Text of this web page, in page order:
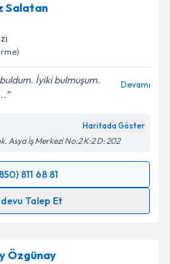
Salatan
İyiki bulmuşum.
Devamı
Haritada Göster
Asya İş Merkezi No:2 K:2 D: 202
811 68 81
Talep Et
e-posta ile bilgilendireceğiz.
Özgünay